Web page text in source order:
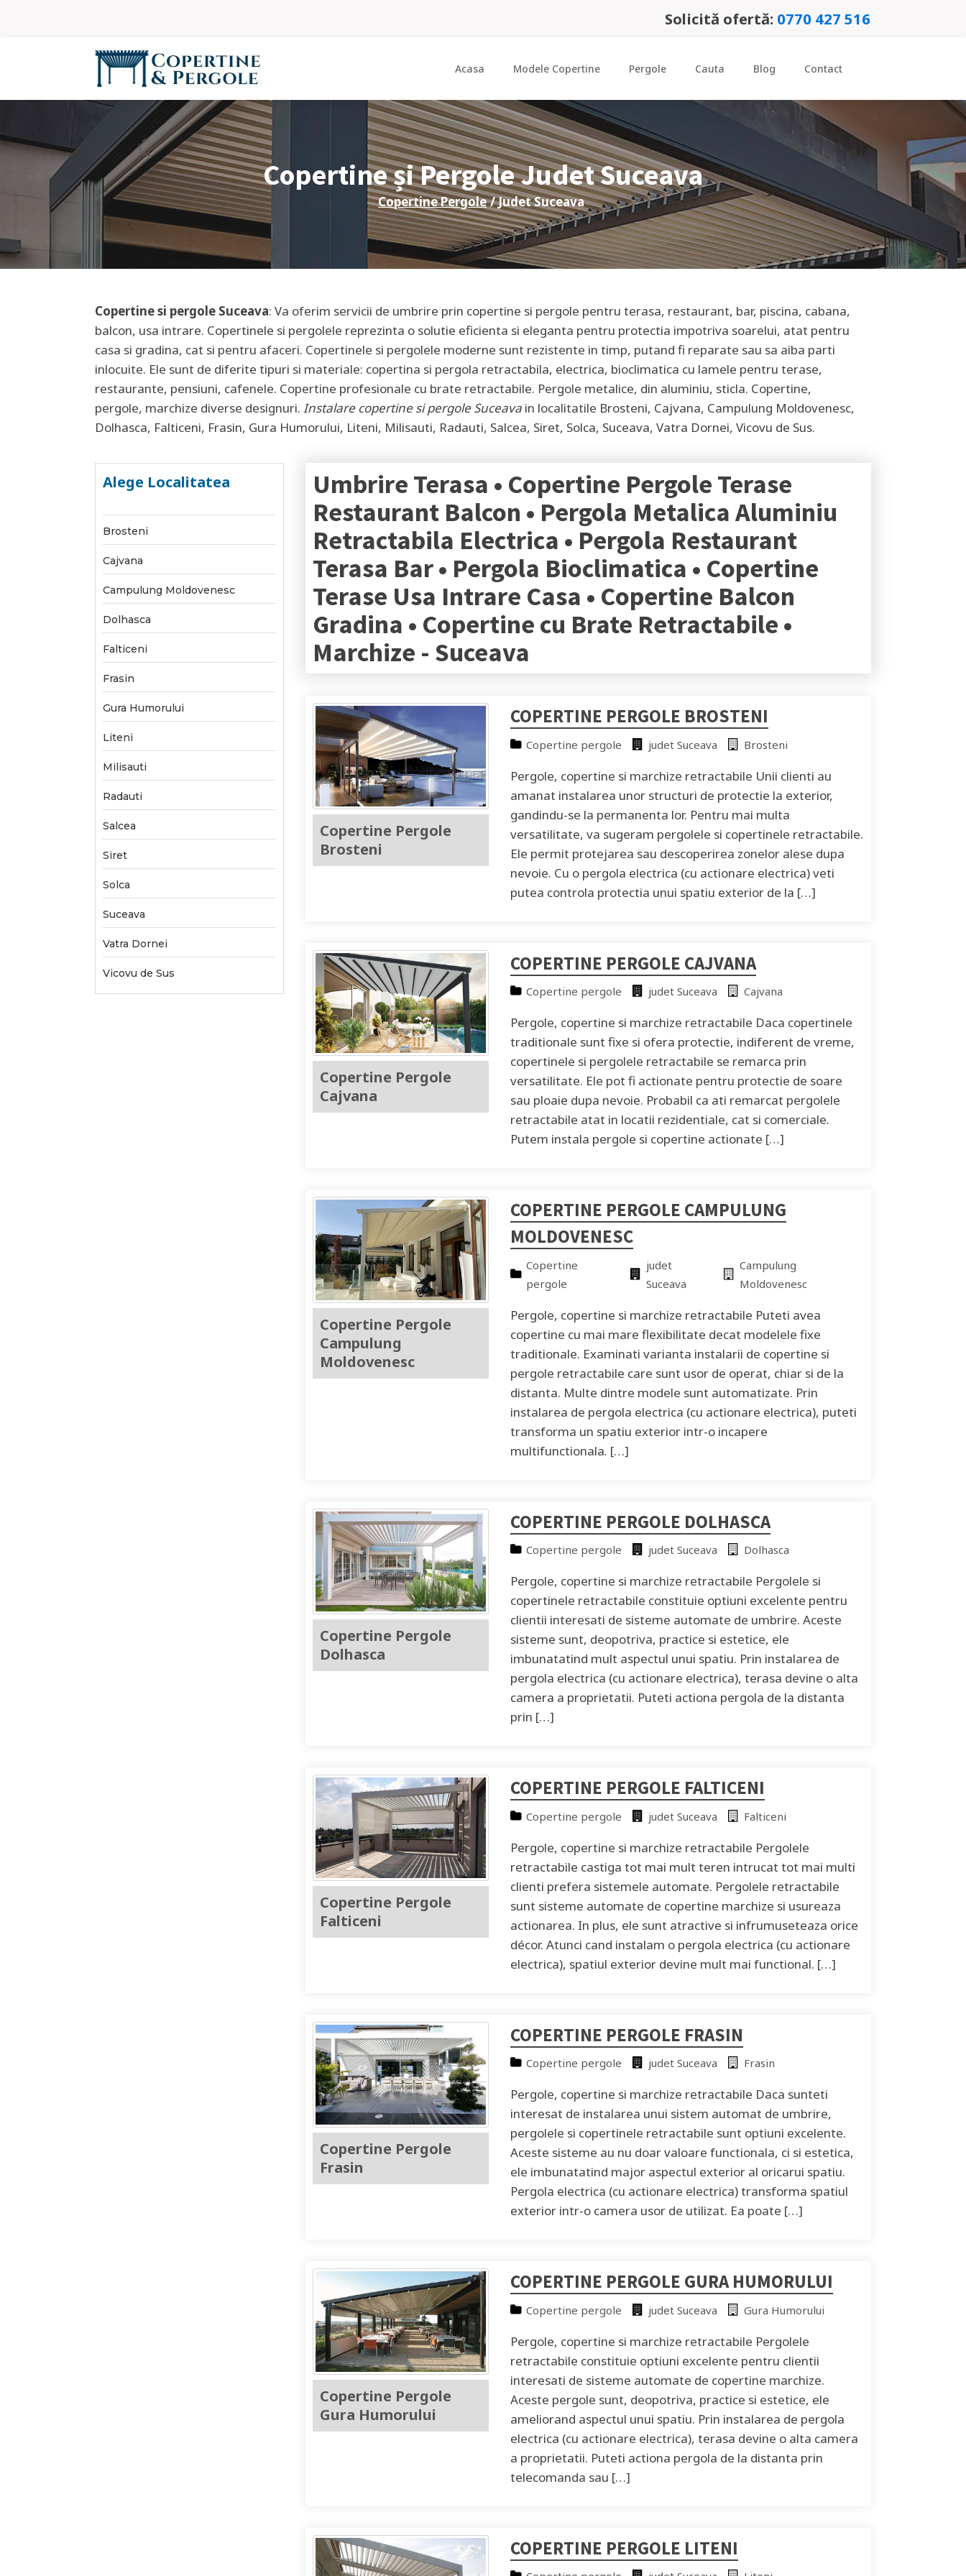
Solicită ofertă: 0770 427 516
Acasa Modele Copertine Pergole Cauta Blog Contact
Copertine și Pergole JudetSuceava
Copertine Pergole / JudetSuceava
Copertine si pergole Suceava: Va oferim servicii de umbrire prin copertine si pergole pentru terasa, restaurant, bar, piscina, cabana,
balcon, usa intrare. Copertinele si pergolele reprezinta o solutie eficienta si eleganta pentru protectia impotriva soarelui, atat pentru
casa si gradina, cat si pentru afaceri. Copertinele si pergolele moderne sunt rezistente in timp, putand fi reparate sau sa aiba parti
inlocuite. Ele sunt de diferite tipuri si materiale: copertina si pergola retractabila, electrica, bioclimatica cu lamele pentru terase,
restaurante, pensiuni, cafenele. Copertine profesionale cu brate retractabile. Pergole metalice, din aluminiu, sticla. Copertine,
pergole, marchize diverse designuri. Instalare copertine si pergoleSuceava in localitatile Brosteni, Cajvana, Campulung Moldovenesc,
Dolhasca, Falticeni, Frasin, Gura Humorului, Liteni, Milisauti, Radauti, Salcea, Siret, Solca, Suceava, Vatra Dornei, Vicovu de Sus.
Alege Localitatea
Brosteni
Cajvana
Campulung Moldovenesc
Dolhasca
Falticeni
Frasin
Gura Humorului
Liteni
Milisauti
Radauti
Salcea
Siret
Solca
Suceava
Vatra Dornei
Vicovu de Sus
Umbrire Terasa • Copertine Pergole Terase
Restaurant Balcon • Pergola Metalica Aluminiu
Retractabila Electrica • Pergola Restaurant
Terasa Bar • Pergola Bioclimatica • Copertine
Terase Usa Intrare Casa • Copertine Balcon
Gradina • Copertine cu Brate Retractabile •
Marchize - Suceava
Copertine Pergole
Brosteni
COPERTINE PERGOLE BROSTENI
Copertine pergole judet Suceava Brosteni
Pergole, copertine si marchize retractabile Unii clienti au
amanat instalarea unor structuri de protectie la exterior,
gandindu-se la permanenta lor. Pentru mai multa
versatilitate, va sugeram pergolele si copertinele retractabile.
Ele permit protejarea sau descoperirea zonelor alese dupa
nevoie. Cu o pergola electrica (cu actionare electrica) veti
putea controla protectia unui spatiu exterior de la […]
Copertine Pergole
Cajvana
COPERTINE PERGOLE CAJVANA
Copertine pergole judet Suceava Cajvana
Pergole, copertine si marchize retractabile Daca copertinele
traditionale sunt fixe si ofera protectie, indiferent de vreme,
copertinele si pergolele retractabile se remarca prin
versatilitate. Ele pot fi actionate pentru protectie de soare
sau ploaie dupa nevoie. Probabil ca ati remarcat pergolele
retractabile atat in locatii rezidentiale, cat si comerciale.
Putem instala pergole si copertine actionate […]
Copertine Pergole
Campulung
Moldovenesc
COPERTINE PERGOLE CAMPULUNG
MOLDOVENESC
Copertine
pergole
judet
Suceava
Campulung
Moldovenesc
Pergole, copertine si marchize retractabile Puteti avea
copertine cu mai mare flexibilitate decat modelele fixe
traditionale. Examinati varianta instalarii de copertine si
pergole retractabile care sunt usor de operat, chiar si de la
distanta. Multe dintre modele sunt automatizate. Prin
instalarea de pergola electrica (cu actionare electrica), puteti
transforma un spatiu exterior intr-o incapere
multifunctionala. […]
Copertine Pergole
Dolhasca
COPERTINE PERGOLE DOLHASCA
Copertine pergole judet Suceava Dolhasca
Pergole, copertine si marchize retractabile Pergolele si
copertinele retractabile constituie optiuni excelente pentru
clientii interesati de sisteme automate de umbrire. Aceste
sisteme sunt, deopotriva, practice si estetice, ele
imbunatatind mult aspectul unui spatiu. Prin instalarea de
pergola electrica (cu actionare electrica), terasa devine o alta
camera a proprietatii. Puteti actiona pergola de la distanta
prin […]
Copertine Pergole
Falticeni
COPERTINE PERGOLE FALTICENI
Copertine pergole judet Suceava Falticeni
Pergole, copertine si marchize retractabile Pergolele
retractabile castiga tot mai mult teren intrucat tot mai multi
clienti prefera sistemele automate. Pergolele retractabile
sunt sisteme automate de copertine marchize si usureaza
actionarea. In plus, ele sunt atractive si infrumuseteaza orice
décor. Atunci cand instalam o pergola electrica (cu actionare
electrica), spatiul exterior devine mult mai functional. […]
Copertine Pergole
Frasin
COPERTINE PERGOLE FRASIN
Copertine pergole judet Suceava Frasin
Pergole, copertine si marchize retractabile Daca sunteti
interesat de instalarea unui sistem automat de umbrire,
pergolele si copertinele retractabile sunt optiuni excelente.
Aceste sisteme au nu doar valoare functionala, ci si estetica,
ele imbunatatind major aspectul exterior al oricarui spatiu.
Pergola electrica (cu actionare electrica) transforma spatiul
exterior intr-o camera usor de utilizat. Ea poate […]
Copertine Pergole
Gura Humorului
COPERTINE PERGOLE GURA HUMORULUI
Copertine pergole judet Suceava Gura Humorului
Pergole, copertine si marchize retractabile Pergolele
retractabile constituie optiuni excelente pentru clientii
interesati de sisteme automate de copertine marchize.
Aceste pergole sunt, deopotriva, practice si estetice, ele
ameliorand aspectul unui spatiu. Prin instalarea de pergola
electrica (cu actionare electrica), terasa devine o alta camera
a proprietatii. Puteti actiona pergola de la distanta prin
telecomanda sau […]
COPERTINE PERGOLE LITENI